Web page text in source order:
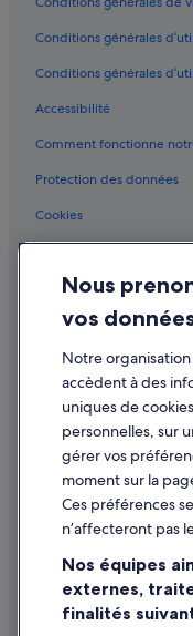
Maia : hôtels Hôtels
Maia : hôtels Hôtels
Maia : hôtels Hôtels avec
Maia : hôtels Hôtels de
Maia : hôtels Hôtels de
Maia : hôtels Hôtels
Maia : hôtels Hôtels tout
Maia : hôtels Hôtels
Maia : hôtels
Maia : Maisons de
Maia : Maisons de ville
Maia : Palaces
Maia : Motels
Maia : Résidences de
Matosinhos :
Conditions générales
Conditions générales
Accessibilité
Comment fonctionne
Protection des données
Cookies
Mentions légales / Nous
Directives de contenu et
Aide
Assistance
Annuler votre vol
Annuler une réservation
Délais de remboursement
Documents de voyage
Nous
vos
Notre organisation
accèdent à des
uniques de
personnelles, sur
gérer vos
moment sur la
Ces préférences
n’affecteront pas
Nos équipes
externes,
finalités